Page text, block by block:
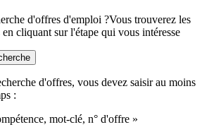
d'offres d'emploi ?Vous trouverez les
cliquant sur l'étape qui vous intéresse
d'offres, vous devez saisir au moins
:
mot-clé, n° d'offre »